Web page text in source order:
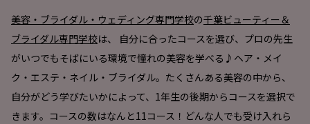
美容・ブライダル・ウェディング専門学校の千葉ビューティー＆
ブライダル専門学校は、 自分に合ったコースを選び、プロの先生
がいつでもそばにいる環境で憧れの美容を学べる♪ヘア・メイ
ク・エステ・ネイル・ブライダル。たくさんある美容の中から、
自分がどう学びたいかによって、1年生の後期からコースを選択で
きます。コースの数はなんと11コース！どんな人でも受け入れら